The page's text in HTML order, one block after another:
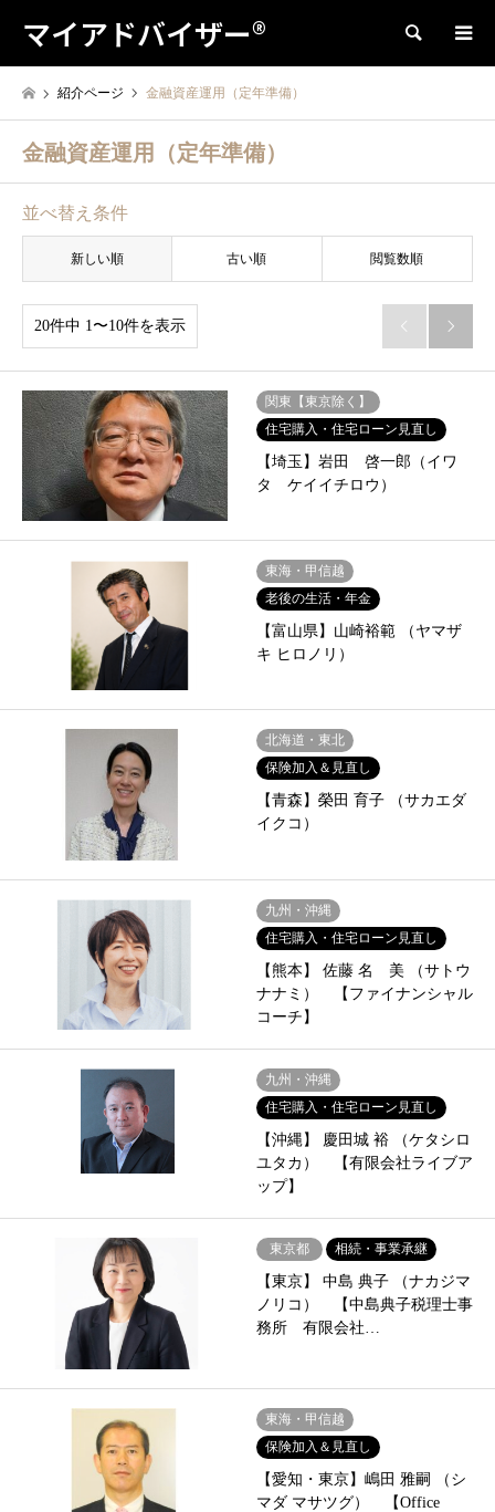
マイアドバイザー® 検索
紹介ページ 金融資産運用（定年準備）
金融資産運用（定年準備）
並べ替え条件
新しい順 古い順 閲覧数順
20件中 1〜10件を表示  
関東【東京除く】
住宅購入・住宅ローン見直し
【埼玉】岩田 啓一郎（イワ
タ ケイイチロウ）
東海・甲信越
老後の生活・年金
【富山県】山崎裕範 （ヤマザ
キ ヒロノリ）
北海道・東北
保険加入＆見直し
【青森】榮田 育子 （サカエダ
イクコ）
九州・沖縄
住宅購入・住宅ローン見直し
【熊本】 佐藤 名ゝ美 （サトウ
ナナミ） 【ファイナンシャル
コーチ】
九州・沖縄
住宅購入・住宅ローン見直し
【沖縄】 慶田城 裕 （ケタシロ
ユタカ） 【有限会社ライブア
ップ】
東京都 相続・事業承継
【東京】 中島 典子 （ナカジマ
ノリコ） 【中島典子税理士事
務所 有限会社…
東海・甲信越
保険加入＆見直し
【愛知・東京】嶋田 雅嗣 （シ
マダ マサツグ） 【Office